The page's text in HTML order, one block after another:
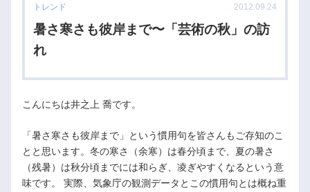
アカデミック活動
井之上PRグループ
トレンド 2012.09.24
暑さ寒さも彼岸まで〜「芸術の秋」の訪
れ
こんにちは井之上 喬です。
「暑さ寒さも彼岸まで」という慣用句を皆さんもご存知のこ
とと思います。冬の寒さ（余寒）は春分頃まで、夏の暑さ
（残暑）は秋分頃までには和らぎ、凌ぎやすくなるという意
味です。 実際、気象庁の観測データとこの慣用句とは概ね重